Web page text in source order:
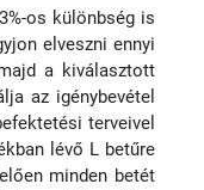
os különbség is
elveszni ennyi
a kiválasztott
az igénybevétel
terveivel
lévő L betűre
minden betét